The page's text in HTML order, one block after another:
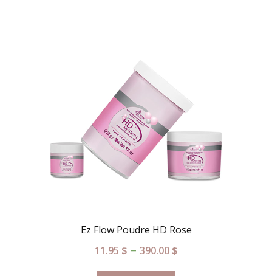
Ez Flow Poudre HD Rose
11.95 $ – 390.00 $